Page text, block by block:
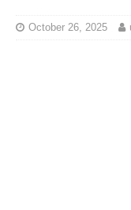
October 26, 2025